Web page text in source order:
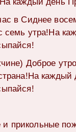
в Сиднее
семь утра!На
Доброе
каждый
и прикольные